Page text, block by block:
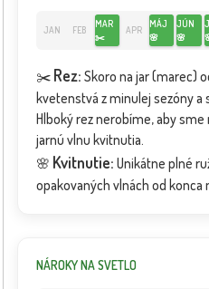
JAN FEB
MAR
✂️
APR
MÁJ
🌸
JÚN
🌸
✂️ Rez: Skoro na jar (marec)
kvetenstvá z minulej sezóny a
Hlboký rez nerobíme, aby
jarnú vlnu kvitnutia.
🌸 Kvitnutie: Unikátne plné
opakovaných vlnách od konca
NÁROKY NA SVETLO